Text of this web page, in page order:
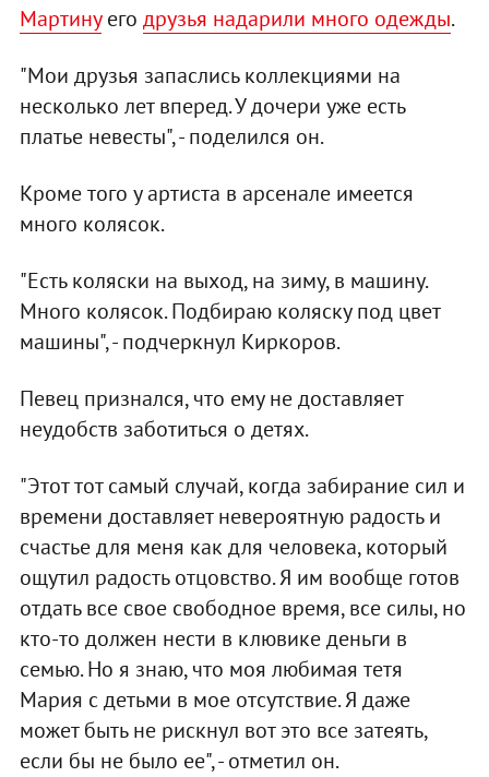
Мартинуего друзья надарили много одежды.
"Мои друзья запаслись коллекциями на
несколько лет вперед. У дочери уже есть
платье невесты", - поделился он.
Кроме того у артиста в арсенале имеется
много колясок.
"Есть коляски на выход, на зиму, в машину.
Много колясок. Подбираю коляску под цвет
машины", - подчеркнул Киркоров.
Певец признался, что ему не доставляет
неудобств заботиться о детях.
"Этот тот самый случай, когда забирание сил и
времени доставляет невероятную радость и
счастье для меня как для человека, который
ощутил радость отцовство. Я им вообще готов
отдать все свое свободное время, все силы, но
кто-то должен нести в клювике деньги в
семью. Но я знаю, что моя любимая тетя
Мария с детьми в мое отсутствие. Я даже
может быть не рискнул вот это все затеять,
если бы не было ее", - отметил он.